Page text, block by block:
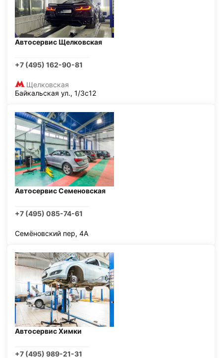
Автосервис Щелковская
+7 (495) 162-90-81
Щелковская
Байкальская ул., 1/3с12
Автосервис Семеновская
+7 (495) 085-74-61
Семёновский пер, 4А
Автосервис Химки
+7 (495) 989-21-31